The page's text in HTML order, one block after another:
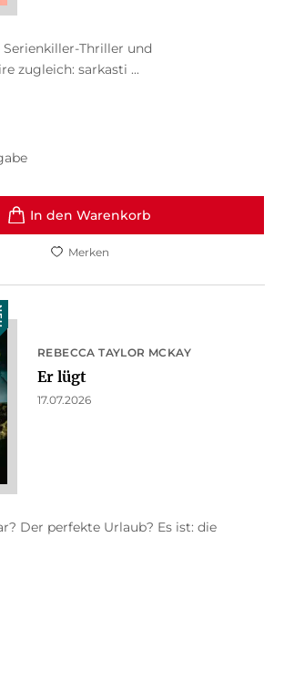
Serienkiller-Thriller und
zugleich: sarkasti ...
In den Warenkorb
Merken
REBECCA TAYLOR MCKAY
Er lügt
17.07.2026
Der perfekte Urlaub? Es ist: die